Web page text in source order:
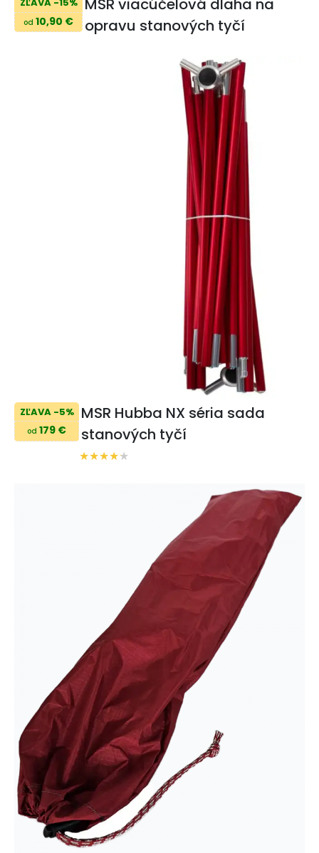
ZĽAVA -15%
od 10,90 €
MSR viacúčelová dlaha na
opravu stanových tyčí
ZĽAVA -5%
od 179 €
MSR Hubba NX séria sada
stanových tyčí